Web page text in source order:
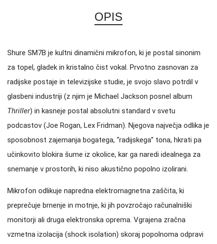
OPIS
Shure SM7B je kultni dinamični mikrofon, ki je postal sinonim
za topel, gladek in kristalno čist vokal. Prvotno zasnovan za
radijske postaje in televizijske studie, je svojo slavo potrdil v
glasbeni industriji (z njim je Michael Jackson posnel album
Thriller) in kasneje postal absolutni standard v svetu
podcastov (Joe Rogan, Lex Fridman). Njegova največja odlika je
sposobnost zajemanja bogatega, “radijskega” tona, hkrati pa
učinkovito blokira šume iz okolice, kar ga naredi idealnega za
snemanje v prostorih, ki niso akustično popolno izolirani.
Mikrofon odlikuje napredna elektromagnetna zaščita, ki
preprečuje brnenje in motnje, ki jih povzročajo računalniški
monitorji ali druga elektronska oprema. Vgrajena zračna
vzmetna izolacija (shock isolation) skoraj popolnoma odpravi